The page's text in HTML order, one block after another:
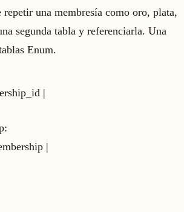
repetir una membresía como oro, plata,
segunda tabla y referenciarla. Una
Enum.
|
|